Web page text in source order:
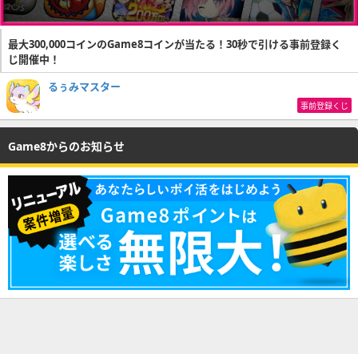
最大300,000コインのGame8コインが当たる！30秒で引ける事前登録く
じ開催中！
るぅみマスター
事前登録くじ
Game8からのお知らせ